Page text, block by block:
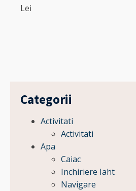
Lei
Categorii
Activitati
Activitati
Apa
Caiac
Inchiriere Iaht
Navigare